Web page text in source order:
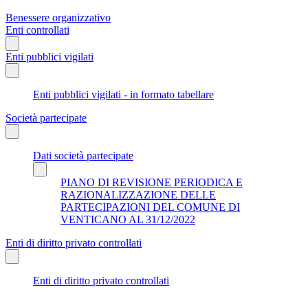
Benessere organizzativo
Enti controllati
Enti pubblici vigilati
Enti pubblici vigilati - in formato tabellare
Società partecipate
Dati società partecipate
PIANO DI REVISIONE PERIODICA E
RAZIONALIZZAZIONE DELLE
PARTECIPAZIONI DEL COMUNE DI
VENTICANO AL 31/12/2022
Enti di diritto privato controllati
Enti di diritto privato controllati